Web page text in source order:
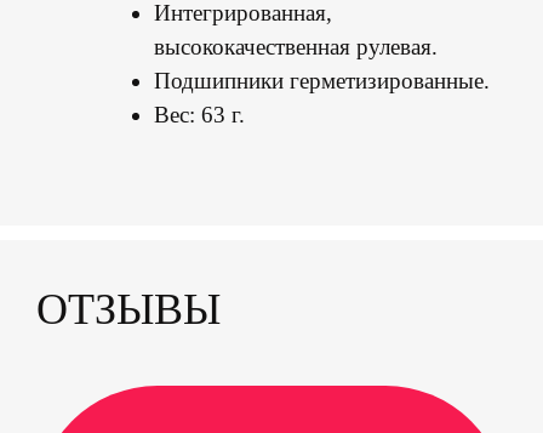
Интегрированная,
высококачественная рулевая.
Подшипники герметизированные.
Вес: 63 г.
ОТЗЫВЫ